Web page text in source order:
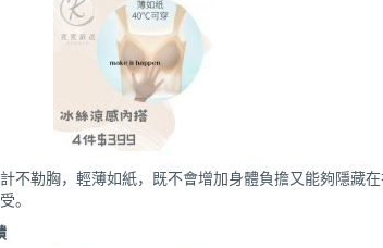
不勒胸，輕薄如紙，既不會增加身體負擔又能夠隱藏在
。